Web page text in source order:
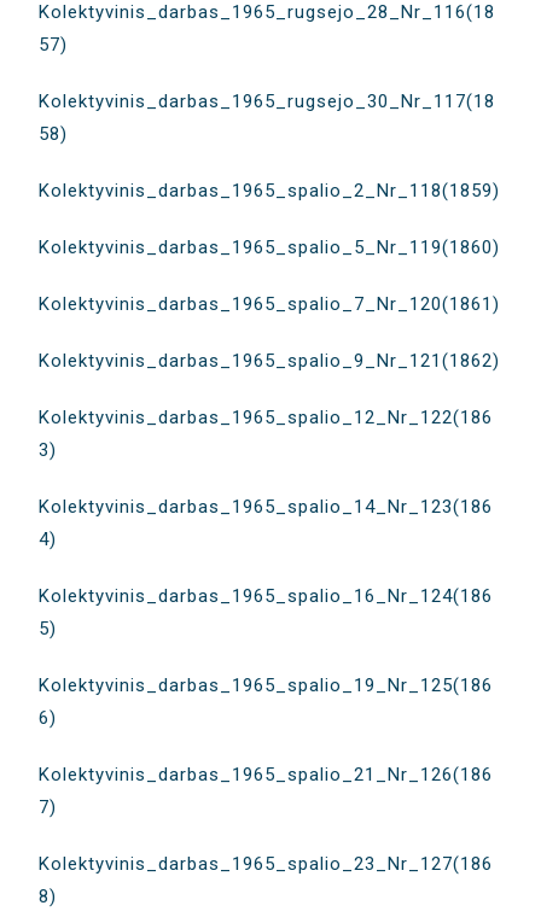
Kolektyvinis_darbas_1965_rugsejo_28_Nr_116(18
57)
Kolektyvinis_darbas_1965_rugsejo_30_Nr_117(18
58)
Kolektyvinis_darbas_1965_spalio_2_Nr_118(1859)
Kolektyvinis_darbas_1965_spalio_5_Nr_119(1860)
Kolektyvinis_darbas_1965_spalio_7_Nr_120(1861)
Kolektyvinis_darbas_1965_spalio_9_Nr_121(1862)
Kolektyvinis_darbas_1965_spalio_12_Nr_122(186
3)
Kolektyvinis_darbas_1965_spalio_14_Nr_123(186
4)
Kolektyvinis_darbas_1965_spalio_16_Nr_124(186
5)
Kolektyvinis_darbas_1965_spalio_19_Nr_125(186
6)
Kolektyvinis_darbas_1965_spalio_21_Nr_126(186
7)
Kolektyvinis_darbas_1965_spalio_23_Nr_127(186
8)